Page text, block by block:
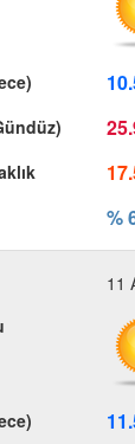
%
11